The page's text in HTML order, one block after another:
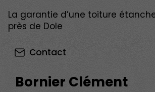
Bornier Clément
La garantie d’une toiture
près de Dole
Contact